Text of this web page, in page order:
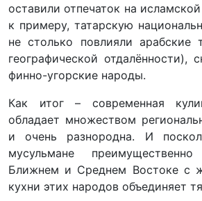
оставили отпечаток на
к примеру, татарскую
не столько повлияли арабские
географической отдалённости),
финно-угорские народы.
Как итог – современная
обладает множеством
и очень разнородна. И
мусульмане
Ближнем и Среднем Востоке с
кухни этих народов объединяет